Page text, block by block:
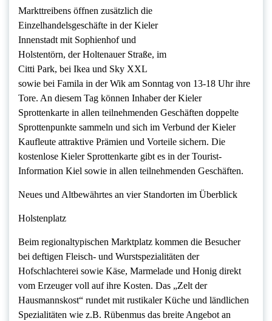
Markttreibens öffnen zusätzlich die
Einzelhandelsgeschäfte in der Kieler
Innenstadt mit Sophienhof und
Holstentörn, der Holtenauer Straße, im
Citti Park, bei Ikea und Sky XXL
sowie bei Famila in der Wik am Sonntag von 13-18 Uhr ihre
Tore. An diesem Tag können Inhaber der Kieler
Sprottenkarte in allen teilnehmenden Geschäften doppelte
Sprottenpunkte sammeln und sich im Verbund der Kieler
Kaufleute attraktive Prämien und Vorteile sichern. Die
kostenlose Kieler Sprottenkarte gibt es in der Tourist-
Information Kiel sowie in allen teilnehmenden Geschäften.
Neues und Altbewährtes an vier Standorten im Überblick
Holstenplatz
Beim regionaltypischen Marktplatz kommen die Besucher
bei deftigen Fleisch- und Wurstspezialitäten der
Hofschlachterei sowie Käse, Marmelade und Honig direkt
vom Erzeuger voll auf ihre Kosten. Das „Zelt der
Hausmannskost“ rundet mit rustikaler Küche und ländlichen
Spezialitäten wie z.B. Rübenmus das breite Angebot an